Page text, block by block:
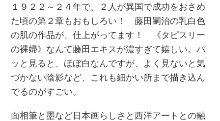
１９２２～２４年で、２人が異国で成功をおさめ
た頃の第２章もおもしろい！ 藤田嗣治の乳白色
の肌の作品が、仕上がってます！ 《タピスリー
の裸婦》なんて藤田エキスが濃すぎて嬉しい。パ
ッと見ると、ほぼ白なんですが、よく見ないと気
づかない陰影など、これも細かい所まで描き込ん
でるのがすごい。
面相筆と墨など日本画らしさと西洋アートとの融